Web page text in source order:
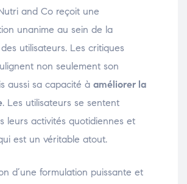
and Co reçoit une
unanime au sein de la
utilisateurs. Les critiques
non seulement son
aussi sa capacité à améliorer la
. Les utilisateurs se sentent
leurs activités quotidiennes et
est un véritable atout.
d’une formulation puissante et